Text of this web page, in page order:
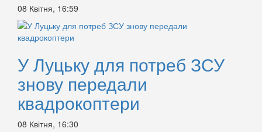
08 Квітня, 16:59
У Луцьку для потреб ЗСУ
знову передали
квадрокоптери
08 Квітня, 16:30